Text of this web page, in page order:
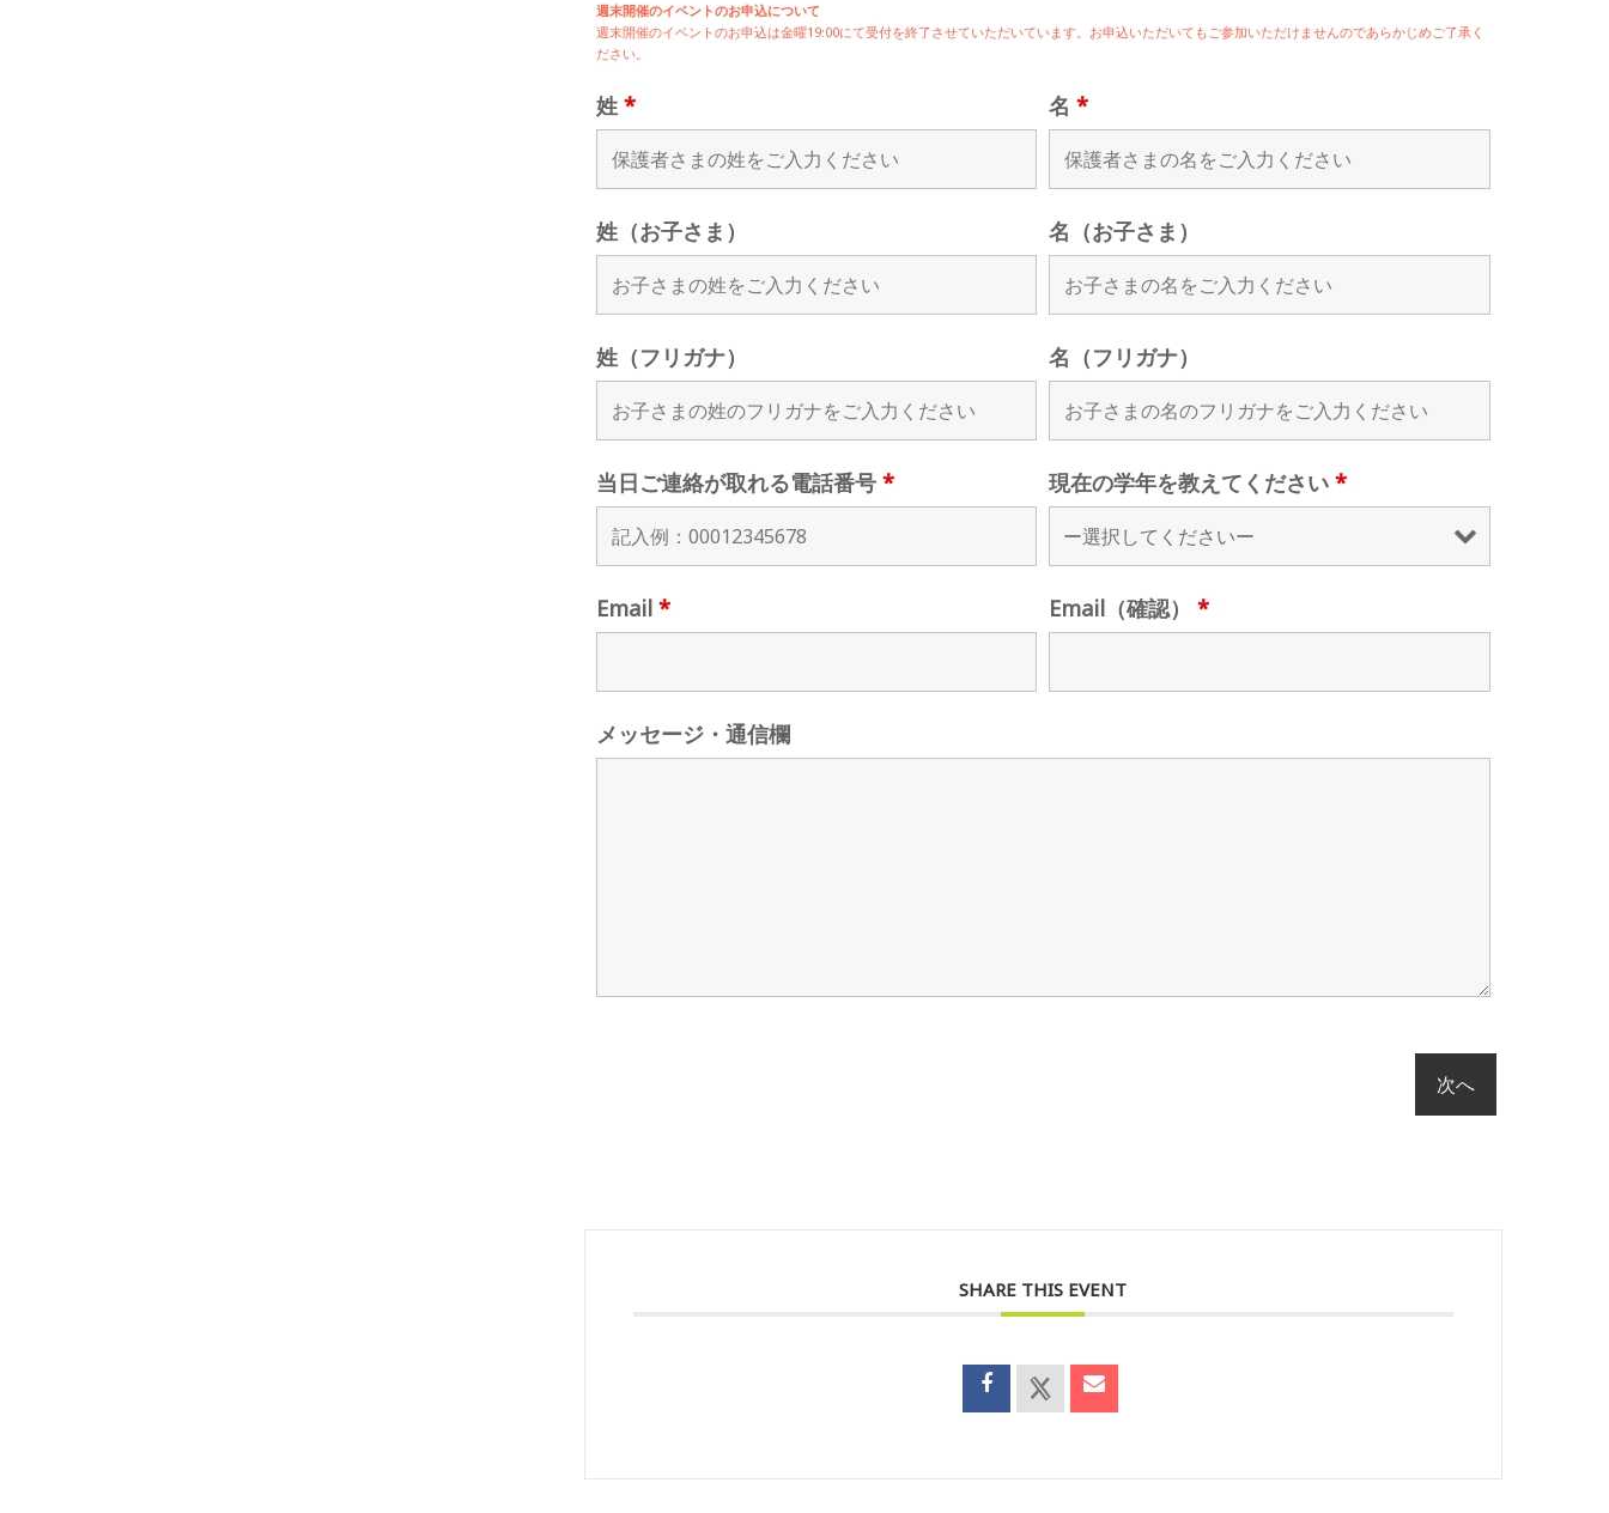
週末開催のイベントのお申込について
週末開催のイベントのお申込は金曜19:00にて受付を終了させていただいています。お申込いただいてもご参加いただけませんのであらかじめご了承く
ださい。
姓 * 名*
姓（お子さま） 名（お子さま）
姓（フリガナ） 名（フリガナ）
当日ご連絡が取れる電話番号 * 現在の学年を教えてください*
Email * Email（確認）*
メッセージ・通信欄
SHARE THIS EVENT